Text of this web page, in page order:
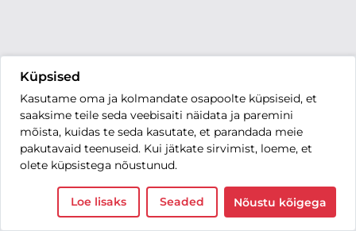
Küpsised
Kasutame oma ja kolmandate osapoolte küpsiseid, et
saaksime teile seda veebisaiti näidata ja paremini
mõista, kuidas te seda kasutate, et parandada meie
pakutavaid teenuseid. Kui jätkate sirvimist, loeme, et
olete küpsistega nõustunud.
Loe lisaks Seaded Nõustu kõigega